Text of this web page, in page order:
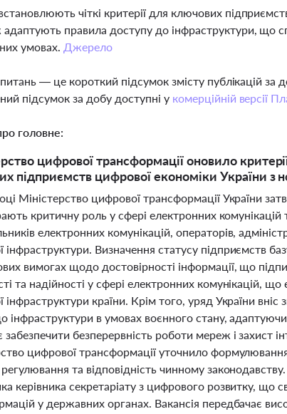
чіткі критерії для ключових
правила доступу до інфраструктури, що
умовах. Джерело
— це короткий підсумок змісту публікацій
підсумок за добу доступні у комерційній версії
головне:
цифрової трансформації оновило
підприємств цифрової економіки України
Міністерство цифрової трансформації України
критичну роль у сфері електронних
електронних комунікацій, операторів,
інфраструктури. Визначення статусу підприємств
вимогах щодо достовірності інформації, що
та надійності у сфері електронних комунікацій,
інфраструктури країни. Крім того, уряд України
інфраструктури в умовах воєнного стану,
забезпечити безперервність роботи мереж і захист
цифрової трансформації уточнило
регулювання та відповідність чинному
керівника секретаріату з цифрового розвитку,
у державних органах. Вакансія передбачає